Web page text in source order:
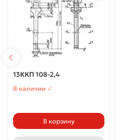
13ККП 108-2,4
В наличии ✓
В корзину